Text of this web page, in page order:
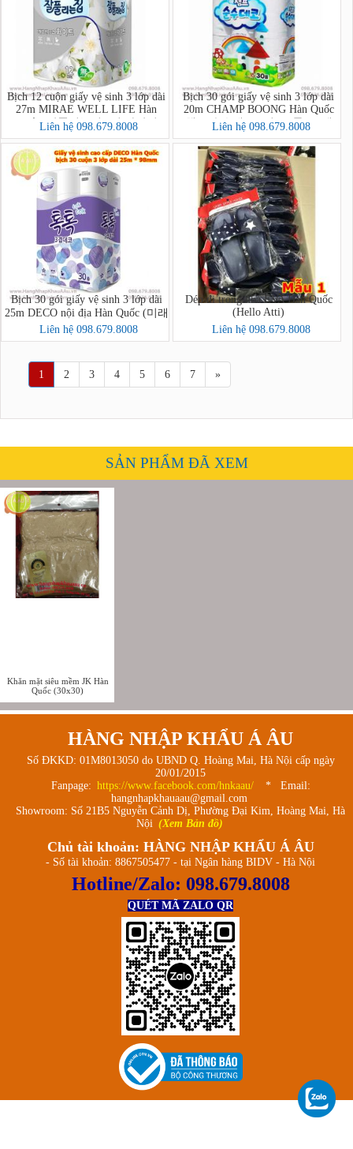
Bịch 12 cuộn giấy vệ sinh 3 lớp dài
27m MIRAE WELL LIFE Hàn
Quốc (잘풀리는집 3겹 화장지
27m*12롤)
Liên hệ 098.679.8008
Bịch 30 gói giấy vệ sinh 3 lớp dài
20m CHAMP BOONG Hàn Quốc
(챔프 순수데코 3겹 (30롤) *1팩)
Liên hệ 098.679.8008
Bịch 30 gói giấy vệ sinh 3 lớp dài
25m DECO nội địa Hàn Quốc (미래
생활 톡톡 3겹 30롤)
Liên hệ 098.679.8008
Dép đi trong nhà EVA Hàn Quốc
(Hello Atti)
Liên hệ 098.679.8008
1 2 3 4 5 6 7 »
SẢN PHẨM ĐÃ XEM
Khăn mặt siêu mềm JK Hàn
Quốc (30x30)
HÀNG NHẬP KHẨU Á ÂU
Số ĐKKD: 01M8013050 do UBND Q. Hoàng Mai, Hà Nội cấp ngày
20/01/2015
Fanpage: https://www.facebook.com/hnkaau/
* Email:
hangnhapkhauaau@gmail.com
Showroom: Số 21B5 Nguyễn Cảnh Dị, Phường Đại Kim, Hoàng Mai, Hà
Nội (Xem Bản đồ)
Chủ tài khoản: HÀNG NHẬP KHẨU Á ÂU
- Số tài khoản: 8867505477 - tại Ngân hàng BIDV - Hà Nội
Hotline/Zalo: 098.679.8008
QUÉT MÃ ZALO QR